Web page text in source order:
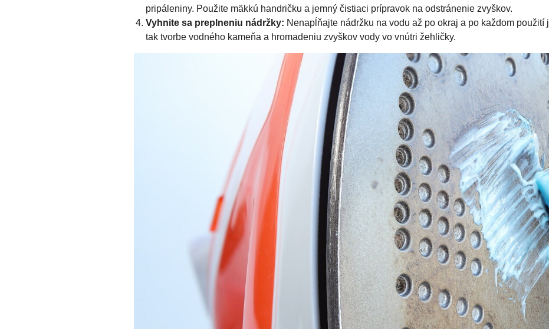
pripáleniny. Použite mäkkú handričku a jemný čistiaci prípravok na odstránenie zvyškov.
Vyhnite sa preplneniu nádržky: Nenapĺňajte nádržku na vodu až po okraj a po každom použití
tak tvorbe vodného kameňa a hromadeniu zvyškov vody vo vnútri žehličky.